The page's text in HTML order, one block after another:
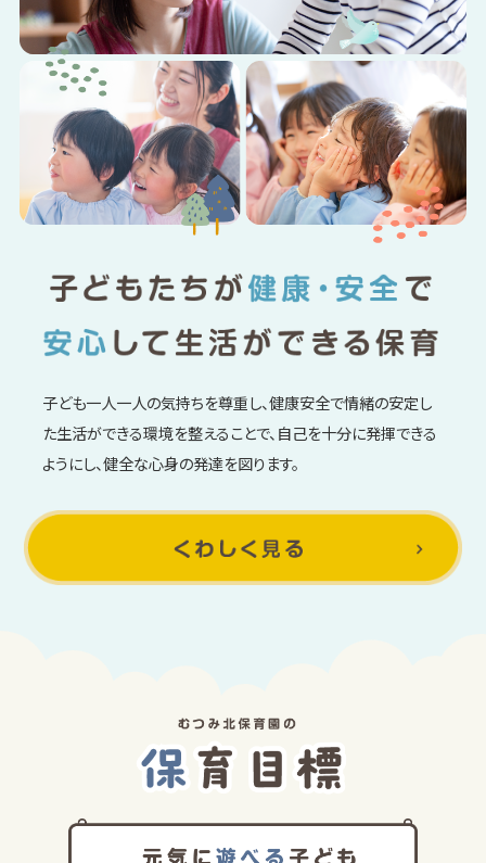
子ども一人一人の気持ちを尊重し、健康安全で情緒の安定し
た生活ができる環境を整えることで、自己を十分に発揮できる
ようにし、健全な心身の発達を図ります。